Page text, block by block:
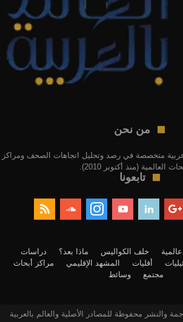
من نحن
متخصصة في رصد وتحليل اتجاهات الصحف ومراكز
العالمية (منذ أكتوبر 2010).
تابعونا
خلف الكواليس ماذا بعد؟
دراسات
أقليات المشهد الإقليمي
مراكز أبحاث
مجتمع
وسائط
والنشر محفوظة للمصادر الأصلية والعالم بالعربية